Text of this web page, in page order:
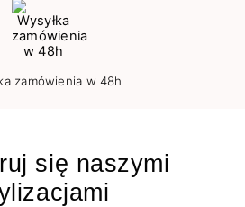
zamówienia w 48h
się naszymi